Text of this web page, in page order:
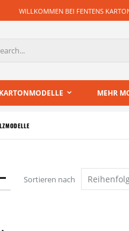
WILLKOMMEN BEI FENTENS
KARTONMODELLE MEHR
Sortieren nach